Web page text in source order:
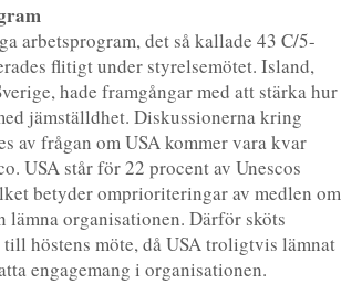
arbetsprogram, det så kallade 43 C/5-
flitigt under styrelsemötet. Island,
hade framgångar med att stärka hur
jämställdhet. Diskussionerna kring
av frågan om USA kommer vara kvar
USA står för 22 procent av Unescos
betyder omprioriteringar av medlen om
lämna organisationen. Därför sköts
höstens möte, då USA troligtvis lämnat
engagemang i organisationen.